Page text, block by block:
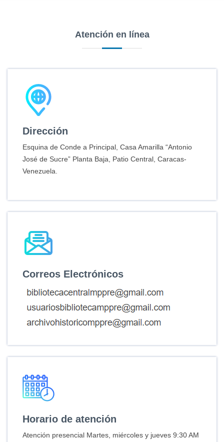
Atención en línea
Dirección
Esquina de Conde a Principal, Casa Amarilla “Antonio
José de Sucre” Planta Baja, Patio Central, Caracas-
Venezuela.
Correos Electrónicos
Horario de atención
Atención presencial Martes, miércoles y jueves 9:30 AM